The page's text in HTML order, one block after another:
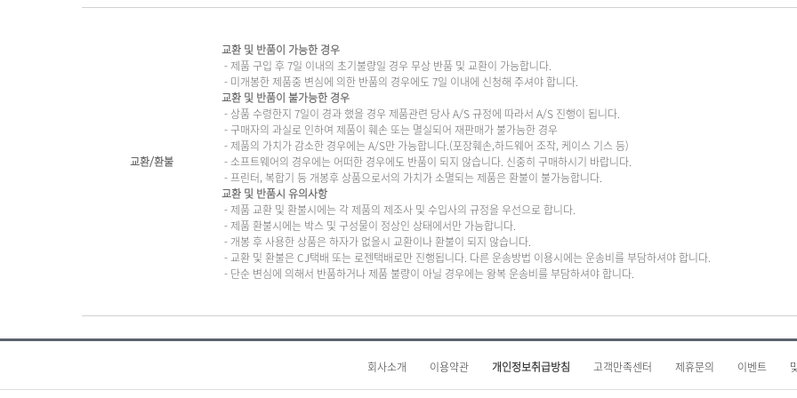
교환/환불
교환 및 반품이 가능한 경우
- 제품 구입 후 7일 이내의 초기불량일 경우 무상 반품 및 교환이 가능합니다.
- 미개봉한 제품중 변심에 의한 반품의 경우에도 7일 이내에 신청해 주셔야 합니다.
교환 및 반품이 불가능한 경우
- 상품 수령한지 7일이 경과 했을 경우 제품관련 당사 A/S 규정에 따라서 A/S 진행이 됩니다.
- 구매자의 과실로 인하여 제품이 훼손 또는 멸실되어 재판매가 불가능한 경우
- 제품의 가치가 감소한 경우에는 A/S만 가능합니다.(포장훼손,하드웨어 조작, 케이스 기스 등)
- 소프트웨어의 경우에는 어떠한 경우에도 반품이 되지 않습니다. 신중히 구매하시기 바랍니다.
- 프린터, 복합기 등 개봉후 상품으로서의 가치가 소멸되는 제품은 환불이 불가능합니다.
교환 및 반품시 유의사항
- 제품 교환 및 환불시에는 각 제품의 제조사 및 수입사의 규정을 우선으로 합니다.
- 제품 환불시에는 박스 및 구성물이 정상인 상태에서만 가능합니다.
- 개봉 후 사용한 상품은 하자가 없을시 교환이나 환불이 되지 않습니다.
- 교환 및 환불은 CJ택배 또는 로젠택배로만 진행됩니다. 다른 운송방법 이용시에는 운송비를 부담하셔야 합니다.
- 단순 변심에 의해서 반품하거나 제품 불량이 아닐 경우에는 왕복 운송비를 부담하셔야 합니다.
회사소개 이용약관 개인정보취급방침 고객만족센터 제휴문의 이벤트